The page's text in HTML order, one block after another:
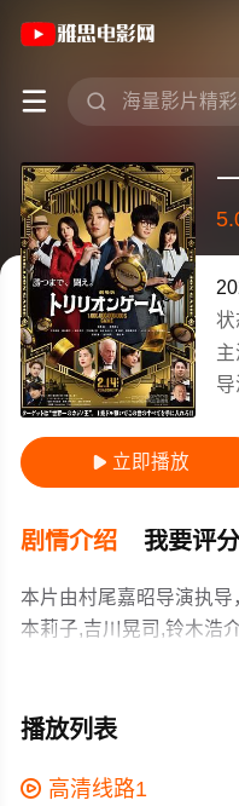
 
《一兆游戏 电影
很差较差
还行推荐
力
状
主
导
 立即播放
剧情介绍 我要评
本片由村尾嘉昭导演执
本莉子,吉川晃司,铃木浩
あかせあかり,国村隼,石
众们都期待不已。
工程师这两个性格截然
的主人公阿阳，他是受所
作为一部 上映的剧情电
播放列表
 高清线路1